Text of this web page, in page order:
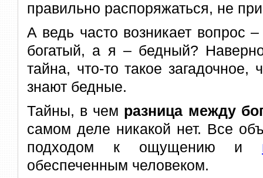
правильно распоряжаться, не
А ведь часто возникает вопрос
богатый, а я – бедный?
тайна, что-то такое загадочное,
знают бедные.
Тайны, в чем разница между
самом деле никакой нет. Все
подходом к ощущению и
обеспеченным человеком.